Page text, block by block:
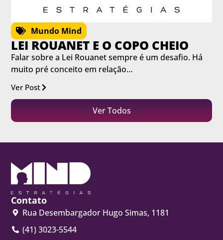
Mundo Mind
LEI ROUANET E O COPO CHEIO
Falar sobre a Lei Rouanet sempre é um desafio. Há
muito pré conceito em relação…
Ver Post
Ver Todos
Contato
Rua Desembargador Hugo Simas, 1181
(41) 3023-5544